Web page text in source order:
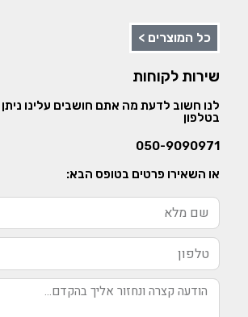
כל המוצרים >
שירות לקוחות
לנו חשוב לדעת מה אתם חושבים עלינו ניתן
בטלפון
050-9090971
או השאירו פרטים בטופס הבא: